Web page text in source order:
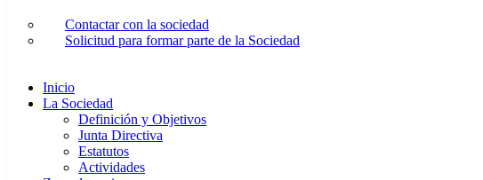
Contactar con la sociedad
Solicitud para formar parte de la Sociedad
Inicio
La Sociedad
Definición y Objetivos
Junta Directiva
Estatutos
Actividades